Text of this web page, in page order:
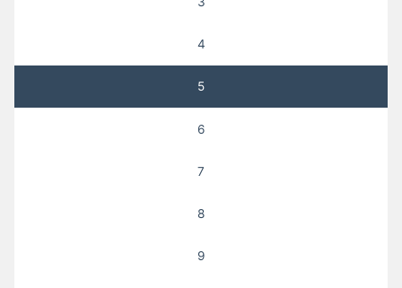
シ
4
5
6
7
8
9